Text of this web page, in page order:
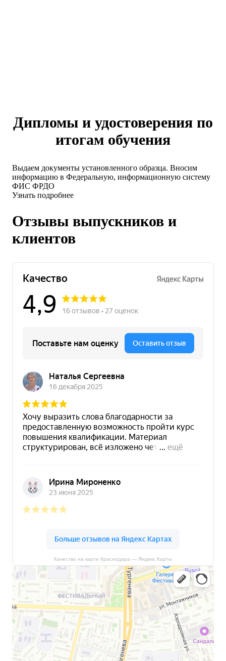
Дипломы и удостоверения по
итогам обучения
Выдаем документы установленного образца. Вносим
информацию в Федеральную, информационную систему
ФИС ФРДО
Узнать подробнее
Отзывы выпускников и
клиентов
Качество на карте Краснодара — Яндекс Карты